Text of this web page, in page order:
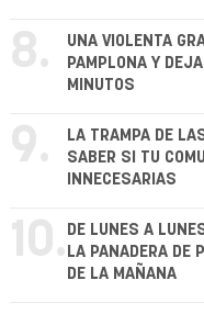
8.
UNA VIOLENTA
PAMPLONA Y
MINUTOS
9.
LA TRAMPA DE
SABER SI TU
INNECESARIAS
10. DE LUNES A
LA PANADERA DE
DE LA MAÑANA